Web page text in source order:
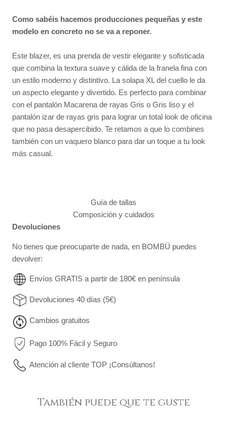
Como sabéis hacemos producciones pequeñas y este
modelo en concreto no se va a reponer.
Este blazer, es una prenda de vestir elegante y sofisticada
que combina la textura suave y cálida de la franela fina con
un estilo moderno y distintivo. La solapa XL del cuello le da
un aspecto elegante y divertido. Es perfecto para combinar
con el pantalón Macarena de rayas Gris o Gris liso y el
pantalón izar de rayas gris para lograr un total look de oficina
que no pasa desapercibido. Te retamos a que lo combines
también con un vaquero blanco para dar un toque a tu look
más casual.
Guía de tallas
Composición y cuidados
Devoluciones
No tienes que preocuparte de nada, en BOMBÜ puedes
devolver:
Envíos GRATIS a partir de 180€ en península
Devoluciones 40 días (5€)
Cambios gratuitos
Pago 100% Fácil y Seguro
Atención al cliente TOP ¡Consúltanos!
También puede que te guste